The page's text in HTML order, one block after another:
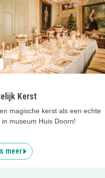
Kerst
magische kerst als een echte
in museum Huis Doorn!
meer